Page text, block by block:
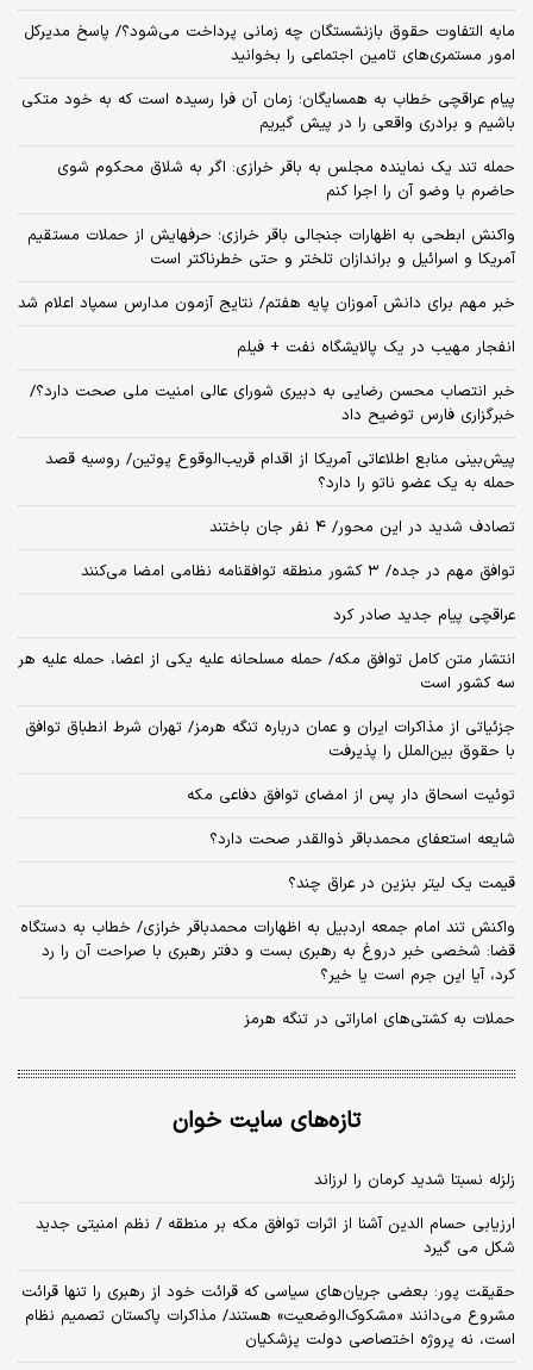
مابه التفاوت حقوق بازنشستگان چه زمانی پرداخت می‌شود؟/ پاسخ مدیرکل
امور مستمری‌های تامین اجتماعی را بخوانید
پیام عراقچی خطاب به همسایگان؛ زمان آن فرا رسیده است که به خود متکی
باشیم و برادری واقعی را در پیش گیریم
حمله تند یک نماینده مجلس به باقر خرازی: اگر به شلاق محکوم شوی
حاضرم با وضو آن را اجرا کنم
واکنش ابطحی به اظهارات جنجالی باقر خرازی؛ حرفهایش از حملات مستقیم
آمریکا و اسرائیل و براندازان تلختر و حتی خطرناکتر است
خبر مهم برای دانش آموزان پایه هفتم/ نتایج آزمون مدارس سمپاد اعلام شد
انفجار مهیب در یک پالایشگاه نفت + فیلم
خبر انتصاب محسن رضایی به دبیری شورای عالی امنیت ملی صحت دارد؟/
خبرگزاری فارس توضیح داد
پیش‌بینی منابع اطلاعاتی آمریکا از اقدام قریب‌الوقوع پوتین/ روسیه قصد
حمله به یک عضو ناتو را دارد؟
تصادف شدید در این محور/ ۴ نفر جان باختند
توافق مهم در جده/ ۳ کشور منطقه توافقنامه نظامی امضا می‌کنند
عراقچی پیام جدید صادر کرد
انتشار متن کامل توافق مکه/ حمله مسلحانه علیه یکی از اعضا، حمله علیه هر
سه کشور است
جزئیاتی از مذاکرات ایران و عمان درباره تنگه هرمز/ تهران شرط انطباق توافق
با حقوق بین‌الملل را پذیرفت
توئیت اسحاق دار پس از امضای توافق دفاعی مکه
شایعه استعفای محمدباقر ذوالقدر صحت دارد؟
قیمت یک لیتر بنزین در عراق چند؟
واکنش تند امام جمعه اردبیل به اظهارات محمدباقر خرازی/ خطاب به دستگاه
قضا: شخصی خبر دروغ به رهبری بست و دفتر رهبری با صراحت آن را رد
کرد، آیا این جرم است یا خیر؟
حملات به کشتی‌های اماراتی در تنگه هرمز
تازه‌های سایت خوان
زلزله نسبتا شدید کرمان را لرزاند
ارزیابی حسام الدین آشنا از اثرات توافق مکه بر منطقه / نظم امنیتی جدید
شکل می گیرد
حقیقت پور: بعضی جریان‌های سیاسی که قرائت خود از رهبری را تنها قرائت
مشروع می‌دانند «مشکوک‌الوضعیت» هستند/ مذاکرات پاکستان تصمیم نظام
است، نه پروژه اختصاصی دولت پزشکیان